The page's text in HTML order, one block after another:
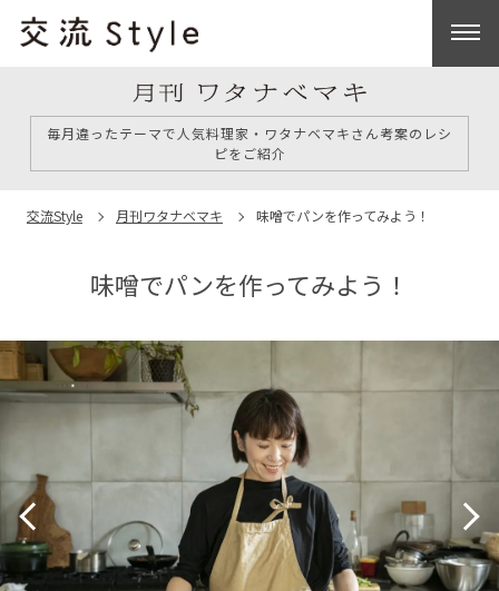
毎月違ったテーマで人気料理家・ワタナベマキさん考案のレシ
ピをご紹介
交流Style 月刊ワタナベマキ 味噌でパンを作ってみよう！
味噌でパンを作ってみよう！